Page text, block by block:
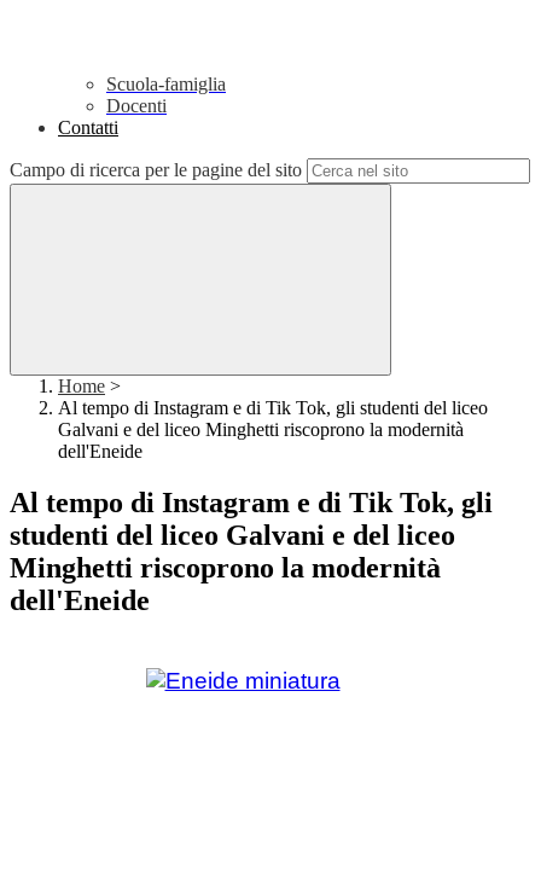
Scuola-famiglia
Docenti
Contatti
Campo di ricerca per le pagine del sito
Home >
Al tempo di Instagram e di Tik Tok, gli studenti del liceo
Galvani e del liceo Minghetti riscoprono la modernità
dell'Eneide
Al tempo di Instagram e di Tik Tok, gli
studenti del liceo Galvani e del liceo
Minghetti riscoprono la modernità
dell'Eneide